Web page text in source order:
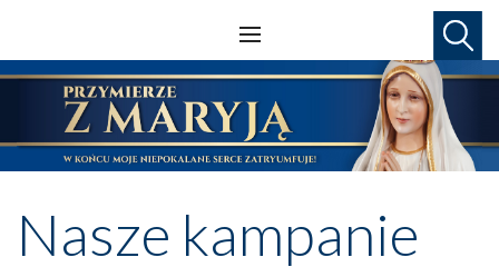
Nasze kampanie